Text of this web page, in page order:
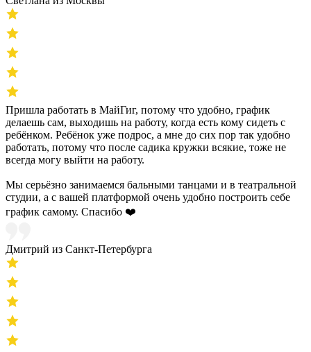
Пришла работать в МайГиг, потому что удобно, график
делаешь сам, выходишь на работу, когда есть кому сидеть с
ребёнком. Ребёнок уже подрос, а мне до сих пор так удобно
работать, потому что после садика кружки всякие, тоже не
всегда могу выйти на работу.
Мы серьёзно занимаемся бальными танцами и в театральной
студии, а с вашей платформой очень удобно построить себе
график самому. Спасибо ❤️
Дмитрий из Санкт-Петербурга